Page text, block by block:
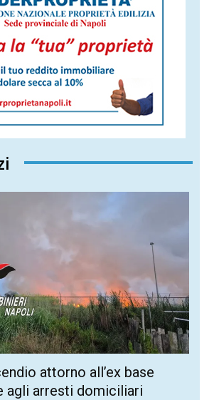
attorno all’ex base
agli arresti domiciliari